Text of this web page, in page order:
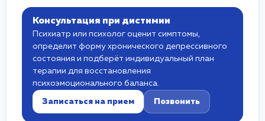
Консультация при дистимии
Психиатр или психолог оценит симптомы,
определит форму хронического депрессивного
состояния и подберёт индивидуальный план
терапии для восстановления
психоэмоционального баланса.
Записаться на прием Позвонить